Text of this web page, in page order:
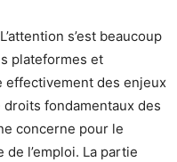
s’est beaucoup
plateformes et
effectivement des enjeux
fondamentaux des
concerne pour le
l’emploi. La partie